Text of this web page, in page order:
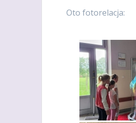
Oto fotorelacja: